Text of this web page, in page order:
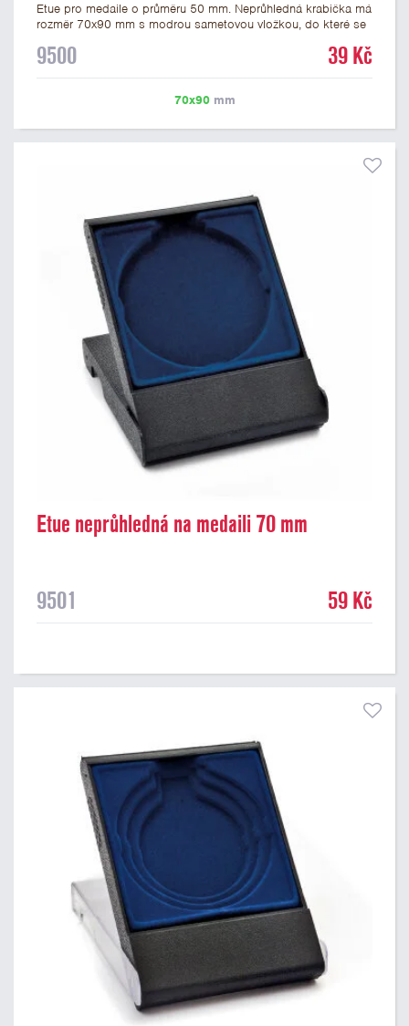
Etue pro medaile o průměru 50 mm. Neprůhledná krabička má
rozměr 70x90 mm s modrou sametovou vložkou, do které se
významné sportovní či kulturní události.
9500 39 Kč
70x90mm
Etue neprůhledná na medaili 70 mm
9501 59 Kč